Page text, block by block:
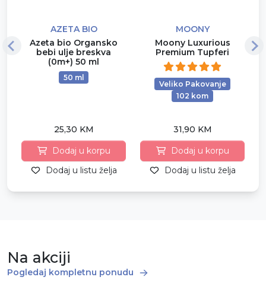
AZETA BIO
Azeta bio Organsko
bebi ulje breskva
(0m+) 50 ml
50 ml
25,30 KM
Dodaj u korpu
Dodaj u listu želja
MOONY
Moony Luxurious
Premium Tupferi
Veliko Pakovanje
102 kom
31,90 KM
Dodaj u korpu
Dodaj u listu želja
Na akciji
Pogledaj kompletnu ponudu